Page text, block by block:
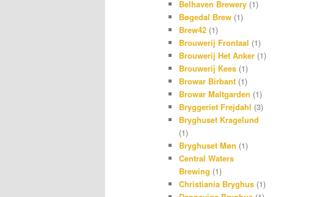
Belhaven Brewery (1)
Bøgedal Brew (1)
Brew42 (1)
Brouwerij Frontaal (1)
Brouwerij Het Anker (1)
Brouwerij Kees (1)
Browar Birbant (1)
Browar Maltgarden (1)
Bryggeriet Frejdahl (3)
Bryghuset Kragelund
(1)
Bryghuset Møn (1)
Central Waters
Brewing (1)
Christiania Bryghus (1)